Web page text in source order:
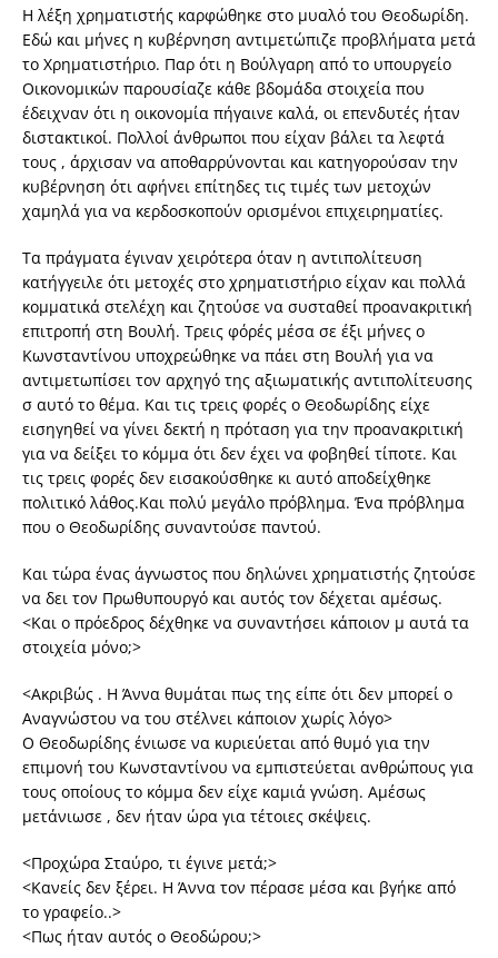
Η λέξη χρηματιστής καρφώθηκε στο μυαλό του Θεοδωρίδη.
Εδώ και μήνες η κυβέρνηση αντιμετώπιζε προβλήματα μετά
το Χρηματιστήριο. Παρ ότι η Βούλγαρη από το υπουργείο
Οικονομικών παρουσίαζε κάθε βδομάδα στοιχεία που
έδειχναν ότι η οικονομία πήγαινε καλά, οι επενδυτές ήταν
διστακτικοί. Πολλοί άνθρωποι που είχαν βάλει τα λεφτά
τους , άρχισαν να αποθαρρύνονται και κατηγορούσαν την
κυβέρνηση ότι αφήνει επίτηδες τις τιμές των μετοχών
χαμηλά για να κερδοσκοπούν ορισμένοι επιχειρηματίες.
Τα πράγματα έγιναν χειρότερα όταν η αντιπολίτευση
κατήγγειλε ότι μετοχές στο χρηματιστήριο είχαν και πολλά
κομματικά στελέχη και ζητούσε να συσταθεί προανακριτική
επιτροπή στη Βουλή. Τρεις φόρές μέσα σε έξι μήνες ο
Κωνσταντίνου υποχρεώθηκε να πάει στη Βουλή για να
αντιμετωπίσει τον αρχηγό της αξιωματικής αντιπολίτευσης
σ αυτό το θέμα. Και τις τρεις φορές ο Θεοδωρίδης είχε
εισηγηθεί να γίνει δεκτή η πρόταση για την προανακριτική
για να δείξει το κόμμα ότι δεν έχει να φοβηθεί τίποτε. Και
τις τρεις φορές δεν εισακούσθηκε κι αυτό αποδείχθηκε
πολιτικό λάθος.Και πολύ μεγάλο πρόβλημα. Ένα πρόβλημα
που ο Θεοδωρίδης συναντούσε παντού.
Και τώρα ένας άγνωστος που δηλώνει χρηματιστής ζητούσε
να δει τον Πρωθυπουργό και αυτός τον δέχεται αμέσως.
<Και ο πρόεδρος δέχθηκε να συναντήσει κάποιον μ αυτά τα
στοιχεία μόνο;>
<Ακριβώς . Η Άννα θυμάται πως της είπε ότι δεν μπορεί ο
Αναγνώστου να του στέλνει κάποιον χωρίς λόγο>
Ο Θεοδωρίδης ένιωσε να κυριεύεται από θυμό για την
επιμονή του Κωνσταντίνου να εμπιστεύεται ανθρώπους για
τους οποίους το κόμμα δεν είχε καμιά γνώση. Αμέσως
μετάνιωσε , δεν ήταν ώρα για τέτοιες σκέψεις.
<Προχώρα Σταύρο, τι έγινε μετά;>
<Κανείς δεν ξέρει. Η Άννα τον πέρασε μέσα και βγήκε από
το γραφείο..>
<Πως ήταν αυτός ο Θεοδώρου;>